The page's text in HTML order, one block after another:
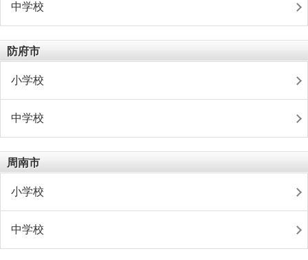
中学校
防府市
小学校
中学校
周南市
小学校
中学校